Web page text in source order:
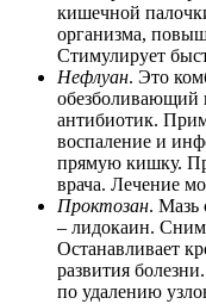
кишечной
организма,
Стимулирует
Нефлуан. Это
обезболивающий
антибиотик.
воспаление и
прямую кишку.
врача. Лечение
Проктозан. Мазь
– лидокаин.
Останавливает
развития
по удалению